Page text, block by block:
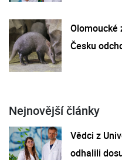
Olomoucké
Česku
Nejnovější články
Vědci z
odhalili